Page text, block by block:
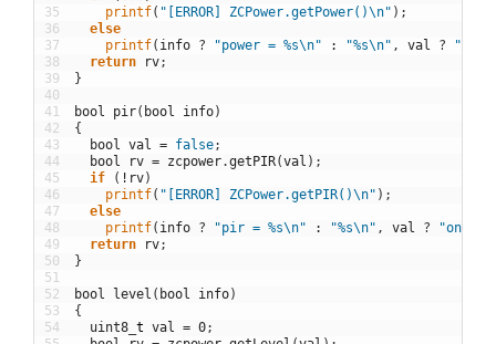
35
36
37
38
39
40
41
42
43
44
45
46
47
48
49
50
51
52
53
54
printf( "[ERROR] ZCPower.getPower()\n" ) ;
else
printf( info ? "power = %s\n" : "%s\n" , val ? "on"
return
rv;
}
bool pir( bool info)
{
bool
val = false;
bool
rv = zcpower.getPIR(val ) ;
if
( ! rv)
printf( "[ERROR] ZCPower.getPIR()\n" ) ;
else
printf( info ? "pir = %s\n" : "%s\n" , val ? "on"
return
rv;
}
bool level ( bool info)
{
uint8 t val = 0;